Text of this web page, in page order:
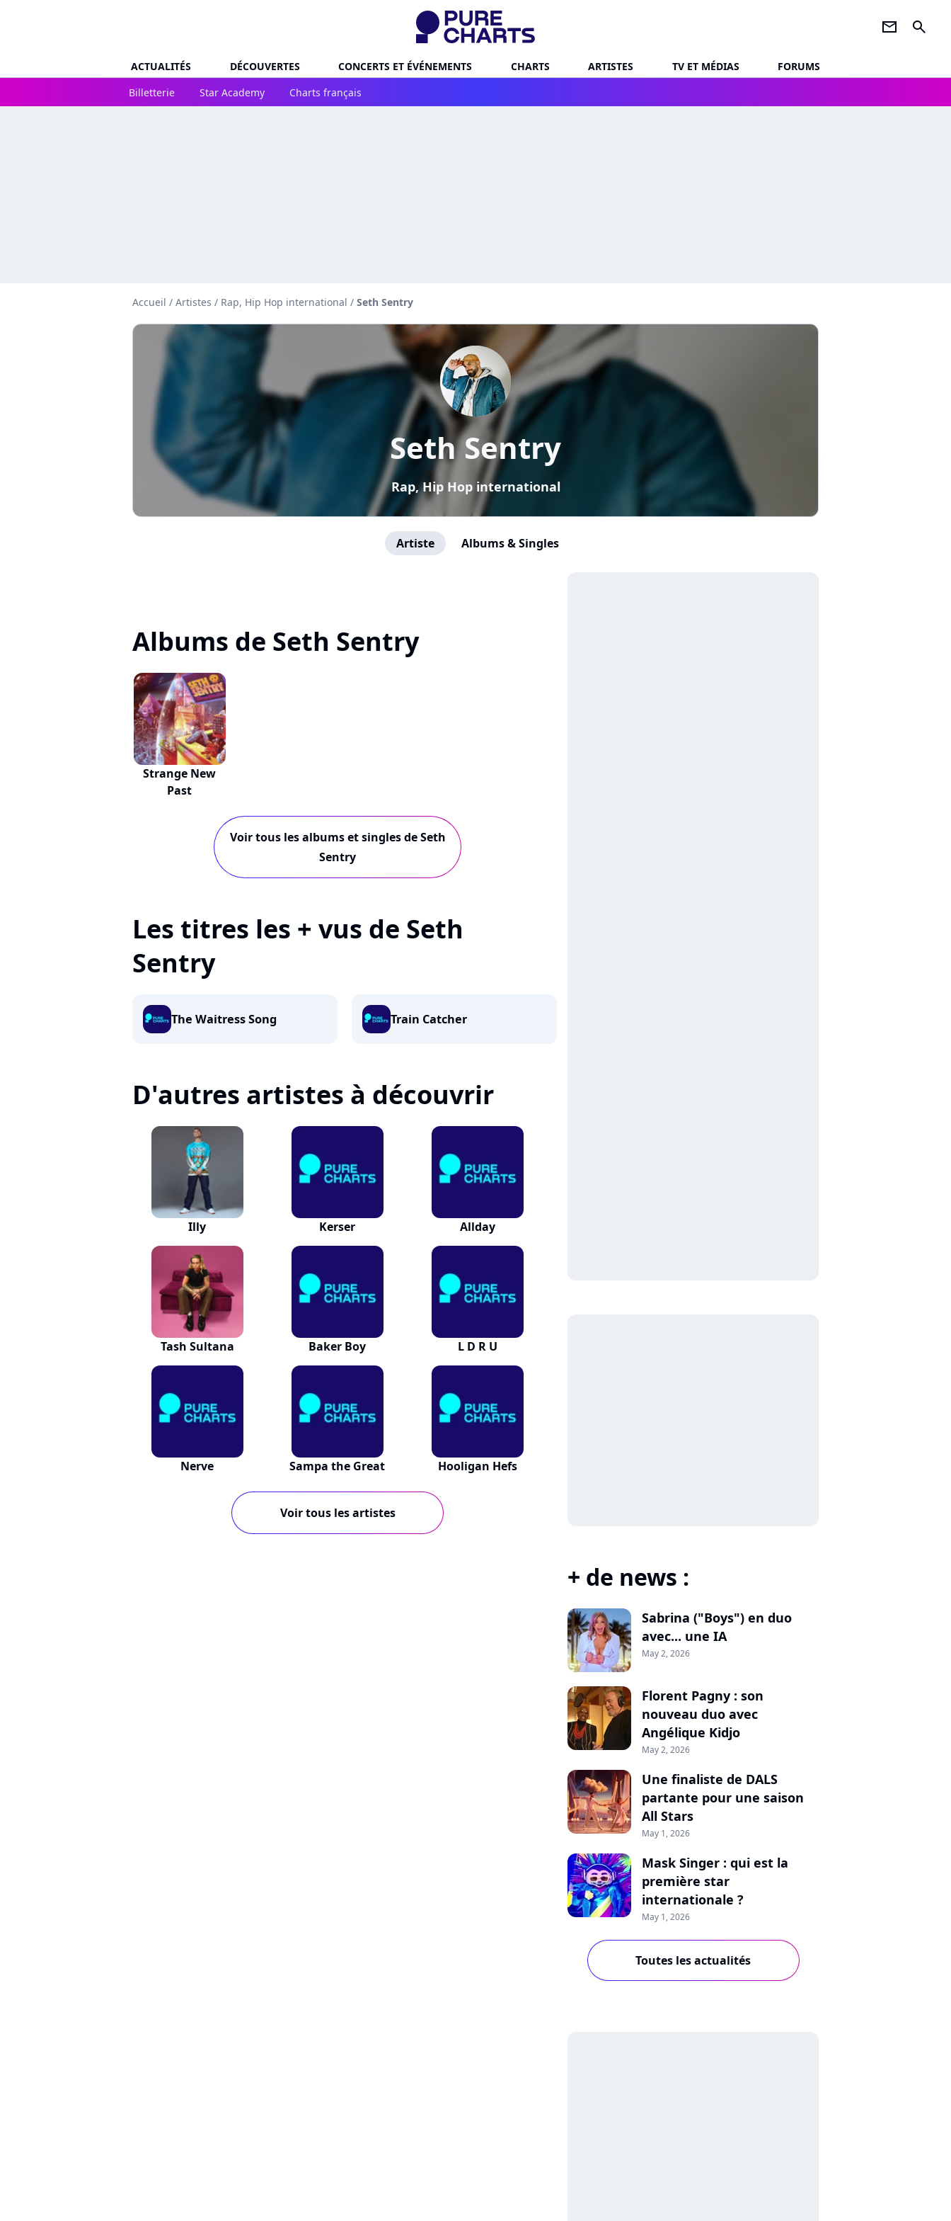
newsletter search
ACTUALITÉS DÉCOUVERTES CONCERTS ET ÉVÉNEMENTS CHARTS ARTISTES TV ET MÉDIAS
FORUMS
Billetterie
Star Academy Charts français
Accueil / Artistes / Rap, Hip Hop international / Seth Sentry
Seth Sentry
Rap, Hip Hop international
Artiste Albums & Singles
Albums de Seth Sentry
Strange New
Past
Voir tous les albums et singles de Seth
Sentry
Les titres les + vus de Seth
Sentry
The Waitress Song Train Catcher
D'autres artistes à découvrir
Illy Kerser Allday
Tash Sultana Baker Boy L D R U
Nerve Sampa the Great Hooligan Hefs
Voir tous les artistes
+ de news :
Sabrina ("Boys") en duo
avec... une IA
May 2, 2026
Florent Pagny : son
nouveau duo avec
Angélique Kidjo
May 2, 2026
Une finaliste de DALS
partante pour une saison
All Stars
May 1, 2026
Mask Singer : qui est la
première star
internationale ?
May 1, 2026
Toutes les actualités